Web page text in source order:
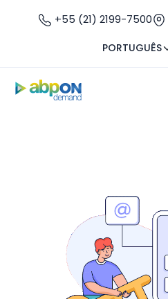
+55 (21) 2199-7500
PORTUGUÊS